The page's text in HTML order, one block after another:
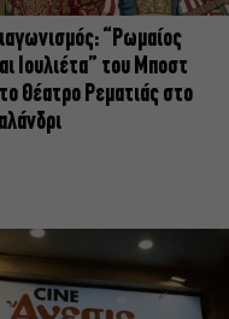
“Ρωμαίος
Ιουλιέτα” του Μποστ
Θέατρο Ρεματιάς στο